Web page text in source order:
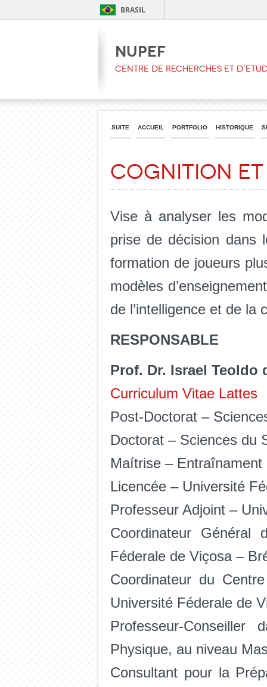
BRASIL
NUPEF
CENTRE DE RECHERCHES ET
SUITE ACCUEIL PORTFOLIO HISTORIQUE
Cognition et
Vise à analyser les
prise de décision dans
formation de joueurs
modèles
de l’intelligence et de la
RESPONSABLE
Prof. Dr. Israel Teoldo
Curriculum Vitae Lattes
Post-Doctorat –
Doctorat – Sciences du
Maítrise –
Licencée – Université
Professeur Adjoint –
Coordinateur
Féderale de Viçosa –
Coordinateur du
Université Féderale de
Professeur-Conseiller
Physique, au niveau
Consultant pour la